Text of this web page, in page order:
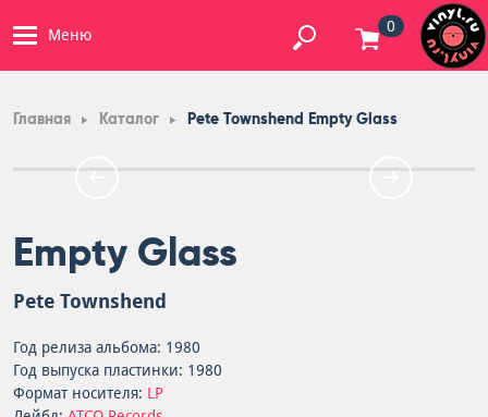
Меню 0
Главная Каталог Pete Townshend Empty Glass
Empty Glass
Pete Townshend
Год релиза альбома: 1980
Год выпуска пластинки: 1980
Формат носителя: LP